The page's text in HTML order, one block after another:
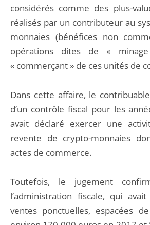
considérés comme des plus-
réalisés par un contributeur au
monnaies (bénéfices non
opérations dites de «
« commerçant » de ces unités de
Dans cette affaire, le
d’un contrôle fiscal pour les
avait déclaré exercer une
revente de crypto-monnaies
actes de commerce.
Toutefois, le jugement
l’administration fiscale, qui
ventes ponctuelles, espacées